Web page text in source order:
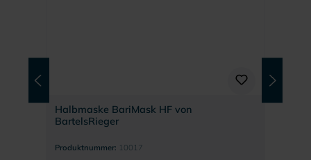
Halbmaske BariMask HF von
BartelsRieger
Produktnummer: 10017